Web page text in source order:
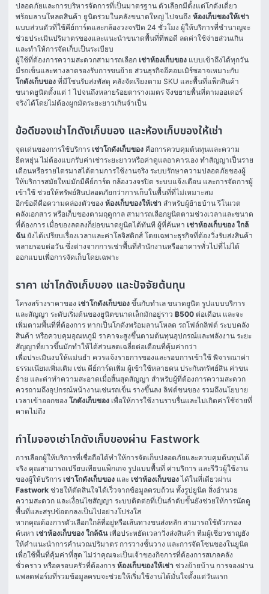
ปลอดภัยและการบริหารจัดการที่เป็นมาตรฐาน ตัวเลือกมีตั้งแต่โกดังเดี่ยว
พร้อมลานโหลดสินค้า ยูนิตร่วมในคลังขนาดใหญ่ ไปจนถึง ห้องเก็บของให้เช่า
แบบส่วนตัวที่ใช้คีย์การ์ดและกล้องวงจรปิด 24 ชั่วโมง ผู้ให้บริการที่ชำนาญจะ
ช่วยประเมินปริมาตรของและแนะนำขนาดพื้นที่ที่พอดี ลดค่าใช้จ่ายส่วนเกิน
และทำให้การจัดเก็บเป็นระเบียบ
ผู้ใช้ที่ต้องการความสะดวกสามารถเลือก เช่าห้องเก็บของ แบบเข้าถึงได้ทุกวัน
โกดังเก็บของ ที่มีโซนรับส่งพัสดุ คลังจัดเรียงตาม SKU และพื้นที่แพ็กสินค้า
ขนาดยูนิตตั้งแต่ 1 ไปจนถึงหลายร้อยตารางเมตร จึงขยายพื้นที่ตามออเดอร์
จริงได้โดยไม่ต้องผูกมัดระยะยาวเกินจำเป็น
ข้อดีของเช่าโกดังเก็บของ และห้องเก็บของให้เช่า
จุดเด่นของการใช้บริการ เช่าโกดังเก็บของ คือการควบคุมต้นทุนและความ
ยืดหยุ่น ไม่ต้องแบกรับค่าเช่าระยะยาวหรือค่าดูแลอาคารเอง ทำสัญญาเป็นราย
เดือนหรือรายไตรมาสได้ตามการใช้งานจริง ระบบรักษาความปลอดภัยของผู้
ให้บริการสมัยใหม่มักมีคีย์การ์ด กล้องวงจรปิด ระบบแจ้งเตือน และการจัดการผู้
เข้าใช้ ช่วยให้ทรัพย์สินปลอดภัยกว่าการเก็บในพื้นที่ที่ไม่เหมาะสม
อีกข้อดีคือความคล่องตัวของ ห้องเก็บของให้เช่า สำหรับผู้ย้ายบ้าน รีโนเวต
คลังเอกสาร หรือเก็บของตามฤดูกาล สามารถเลือกยูนิตตามช่วงเวลาและขนาด
ที่ต้องการ เมื่อของลดลงก็ย่อขนาดยูนิตได้ทันที ผู้ที่ค้นหา เช่าห้องเก็บของ ใกล้
ฉัน ยังได้เปรียบเรื่องเวลาและค่าโลจิสติกส์ โดยเฉพาะธุรกิจที่ต้องวิ่งรับส่งสินค้า
หลายรอบต่อวัน ซึ่งต่างจากการเช่าพื้นที่สำนักงานหรืออาคารทั่วไปที่ไม่ได้
ออกแบบเพื่อการจัดเก็บโดยเฉพาะ
ราคา เช่าโกดังเก็บของ และปัจจัยต้นทุน
โครงสร้างราคาของ เช่าโกดังเก็บของ ขึ้นกับทำเล ขนาดยูนิต รูปแบบบริการ
และสัญญา ระดับเริ่มต้นของยูนิตขนาดเล็กมักอยู่ราว ฿500 ต่อเดือน และจะ
เพิ่มตามพื้นที่ที่ต้องการ หากเป็นโกดังพร้อมลานโหลด รถโฟล์กลิฟต์ ระบบคลัง
สินค้า หรือควบคุมอุณหภูมิ ราคาจะสูงขึ้นตามต้นทุนอุปกรณ์และพลังงาน ระยะ
สัญญาที่ยาวขึ้นมักทำให้ได้ส่วนลดเฉลี่ยต่อเดือนที่คุ้มค่ากว่า
เพื่อประเมินงบให้แม่นยำ ควรแจ้งรายการของและรอบการเข้าใช้ พิจารณาค่า
ธรรมเนียมเพิ่มเติม เช่น คีย์การ์ดเพิ่ม ผู้เข้าใช้หลายคน ประกันทรัพย์สิน ค่าขน
ย้าย และค่าทำความสะอาดเมื่อสิ้นสุดสัญญา สำหรับผู้ที่ต้องการความสะดวก
ควรถามถึงอุปกรณ์หน้างานเช่นรถเข็น รางขึ้นลง ลิฟต์ขนของ รวมถึงนโยบาย
เวลาเข้าออกของ โกดังเก็บของ เพื่อให้การใช้งานราบรื่นและไม่เกิดค่าใช้จ่ายที่
คาดไม่ถึง
ทำไมจองเช่าโกดังเก็บของผ่าน Fastwork
การเลือกผู้ให้บริการที่เชื่อถือได้ทำให้การจัดเก็บปลอดภัยและควบคุมต้นทุนได้
จริง คุณสามารถเปรียบเทียบแพ็กเกจ รูปแบบพื้นที่ ค่าบริการ และรีวิวผู้ใช้งาน
ของผู้ให้บริการ เช่าโกดังเก็บของ และ เช่าห้องเก็บของ
Fastwork ช่วยให้ตัดสินใจได้เร็วจากข้อมูลครบถ้วน ทั้งรูปยูนิต สิ่งอำนวย
ความสะดวก และเงื่อนไขสัญญา ระบบติดต่อที่เป็นลำดับขั้นยังช่วยให้การนัดดู
พื้นที่และสรุปข้อตกลงเป็นไปอย่างโปร่งใส
หากคุณต้องการตัวเลือกใกล้ที่อยู่หรือเส้นทางขนส่งหลัก สามารถใช้ตัวกรอง
ค้นหา เช่าห้องเก็บของ ใกล้ฉัน เพื่อประหยัดเวลาวิ่งส่งสินค้า ทีมผู้เชี่ยวชาญยัง
ให้คำแนะนำการคำนวณปริมาตร การวางชั้นวาง และการจัดโซนของในยูนิต
เพื่อใช้พื้นที่คุ้มค่าที่สุด ไม่ว่าคุณจะเป็นเจ้าของกิจการที่ต้องการสเกลคลัง
ชั่วคราว หรือครอบครัวที่ต้องการ ห้องเก็บของให้เช่า ช่วงย้ายบ้าน การจองผ่าน
แพลตฟอร์มที่รวมข้อมูลครบจะช่วยให้เริ่มใช้งานได้มั่นใจตั้งแต่วันแรก